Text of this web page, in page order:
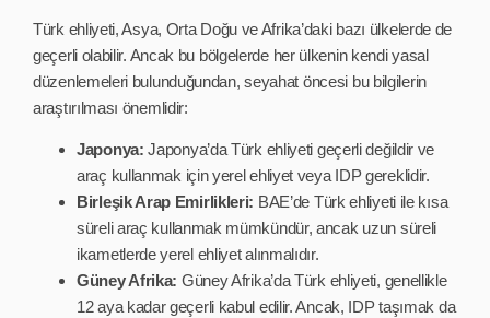
Türk ehliyeti, Asya, Orta Doğu ve Afrika’daki bazı ülkelerde de
geçerli olabilir. Ancak bu bölgelerde her ülkenin kendi yasal
düzenlemeleri bulunduğundan, seyahat öncesi bu bilgilerin
araştırılması önemlidir:
Japonya: Japonya’da Türk ehliyeti geçerli değildir ve
araç kullanmak için yerel ehliyet veya IDP gereklidir.
Birleşik Arap Emirlikleri: BAE’de Türk ehliyeti ile kısa
süreli araç kullanmak mümkündür, ancak uzun süreli
ikametlerde yerel ehliyet alınmalıdır.
Güney Afrika: Güney Afrika’da Türk ehliyeti, genellikle
12 aya kadar geçerli kabul edilir. Ancak, IDP taşımak da